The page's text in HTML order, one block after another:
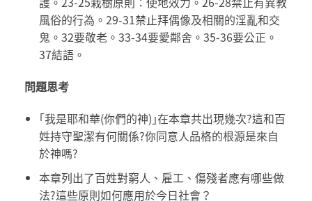
風俗的行為。29-31禁止拜偶像及相關的淫亂和交
鬼。32要敬老。33-34要愛鄰舍。35-36要公正。
37結語。
問題思考
｢我是耶和華(你們的神)｣在本章共出現幾次?這和百
姓持守聖潔有何關係?你同意人品格的根源是來自
於神嗎?
本章列出了百姓對窮人、雇工、傷殘者應有哪些做
法?這些原則如何應用於今日社會？